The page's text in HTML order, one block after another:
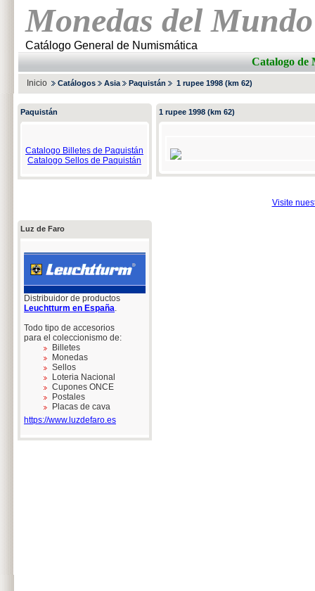
Monedas del Mundo
Catálogo General de Numismática
Catalogo de
Inicio Catálogos Asia Paquistán 1 rupee 1998 (km 62)
Paquistán
Catalogo Billetes de Paquistán
Catalogo Sellos de Paquistán
Luz de Faro
Distribuidor de productos
Leuchtturm en España.
Todo tipo de accesorios
para el coleccionismo de:
Billetes
Monedas
Sellos
Loteria Nacional
Cupones ONCE
Postales
Placas de cava
https://www.luzdefaro.es
1 rupee 1998 (km 62)
Visite